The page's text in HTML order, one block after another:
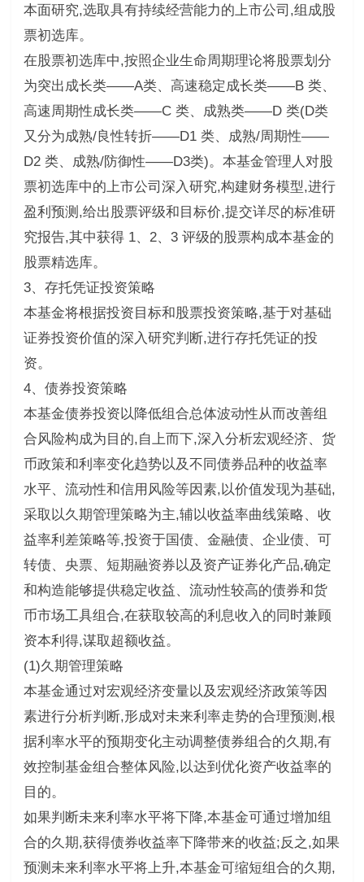
本面研究,选取具有持续经营能力的上市公司,组成股
票初选库。
在股票初选库中,按照企业生命周期理论将股票划分
为突出成长类——A类、高速稳定成长类——B 类、
高速周期性成长类——C 类、成熟类——D 类(D类
又分为成熟/良性转折——D1 类、成熟/周期性——
D2 类、成熟/防御性——D3类)。本基金管理人对股
票初选库中的上市公司深入研究,构建财务模型,进行
盈利预测,给出股票评级和目标价,提交详尽的标准研
究报告,其中获得 1、2、3 评级的股票构成本基金的
股票精选库。
3、存托凭证投资策略
本基金将根据投资目标和股票投资策略,基于对基础
证券投资价值的深入研究判断,进行存托凭证的投
资。
4、债券投资策略
本基金债券投资以降低组合总体波动性从而改善组
合风险构成为目的,自上而下,深入分析宏观经济、货
币政策和利率变化趋势以及不同债券品种的收益率
水平、流动性和信用风险等因素,以价值发现为基础,
采取以久期管理策略为主,辅以收益率曲线策略、收
益率利差策略等,投资于国债、金融债、企业债、可
转债、央票、短期融资券以及资产证券化产品,确定
和构造能够提供稳定收益、流动性较高的债券和货
币市场工具组合,在获取较高的利息收入的同时兼顾
资本利得,谋取超额收益。
(1)久期管理策略
本基金通过对宏观经济变量以及宏观经济政策等因
素进行分析判断,形成对未来利率走势的合理预测,根
据利率水平的预期变化主动调整债券组合的久期,有
效控制基金组合整体风险,以达到优化资产收益率的
目的。
如果判断未来利率水平将下降,本基金可通过增加组
合的久期,获得债券收益率下降带来的收益;反之,如果
预测未来利率水平将上升,本基金可缩短组合的久期,